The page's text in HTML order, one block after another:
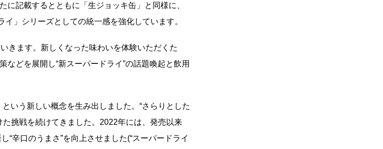
に記載するとともに「生ジョッキ缶」と同様に、
」シリーズとしての統一感を強化しています。
きます。新しくなった味わいを体験いただくた
どを展開し“新スーパードライ”の話題喚起と飲用
いう新しい概念を生み出しました。“さらりとした
挑戦を続けてきました。2022年には、発売以来
辛口のうまさ”を向上させました(“スーパードライ